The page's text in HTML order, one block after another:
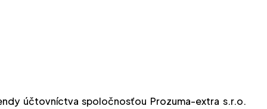
účtovníctva spoločnosťou Prozuma-extra s.r.o.